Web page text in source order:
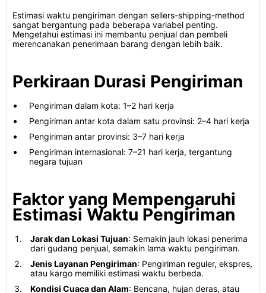
Estimasi waktu pengiriman dengan sellers-shipping-method
sangat bergantung pada beberapa variabel penting.
Mengetahui estimasi ini membantu penjual dan pembeli
merencanakan penerimaan barang dengan lebih baik.
Perkiraan Durasi Pengiriman
Pengiriman dalam kota: 1–2 hari kerja
Pengiriman antar kota dalam satu provinsi: 2–4 hari kerja
Pengiriman antar provinsi: 3–7 hari kerja
Pengiriman internasional: 7–21 hari kerja, tergantung
negara tujuan
Faktor yang Mempengaruhi
Estimasi Waktu Pengiriman
Jarak dan Lokasi Tujuan: Semakin jauh lokasi penerima
dari gudang penjual, semakin lama waktu pengiriman.
Jenis Layanan Pengiriman: Pengiriman reguler, ekspres,
atau kargo memiliki estimasi waktu berbeda.
Kondisi Cuaca dan Alam: Bencana, hujan deras, atau